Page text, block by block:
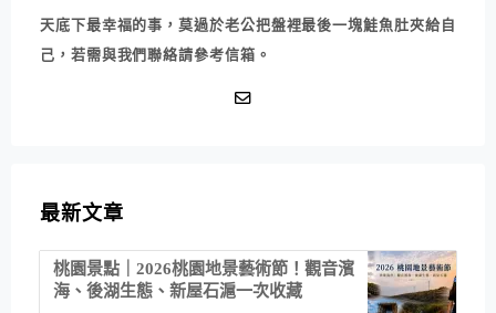
天底下最幸福的事，莫過於老公把盤裡最後一塊鮭魚肚夾給自
己，若需與我們聯絡請參考信箱。
最新文章
桃園景點｜2026桃園地景藝術節！觀音濱
海、後湖生態、新屋石滬一次收藏